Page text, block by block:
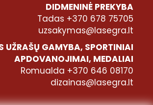
DIDMENINĖ PREKYBA
Tadas +370 678 75705
uzsakymas@lasegra.lt
UŽRAŠŲ GAMYBA, SPORTINIAI
APDOVANOJIMAI, MEDALIAI
Romualda +370 646 08170
dizainas@lasegra.lt